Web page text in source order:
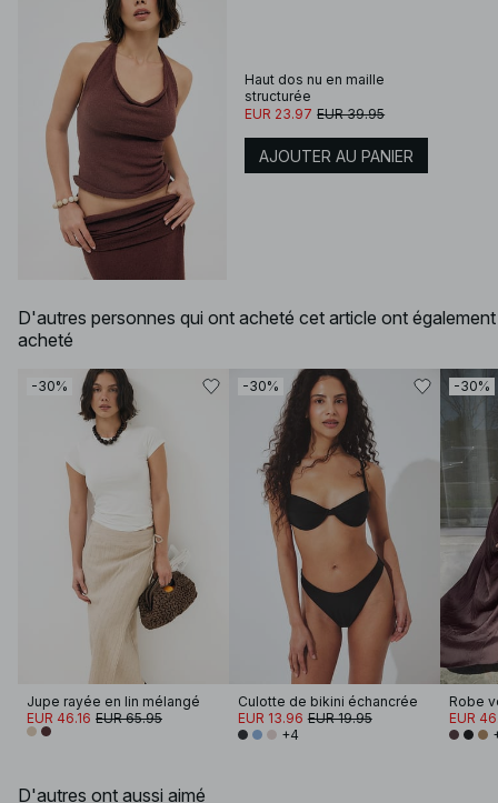
Haut dos nu en maille
structurée
EUR 23.97 EUR 39.95
AJOUTER AU PANIER
D'autres personnes qui ont acheté cet article ont également
acheté
-30%
Jupe rayée en lin mélangé
EUR 46.16 EUR 65.95
-30%
Culotte de bikini échancrée
EUR 13.96 EUR 19.95
+4
-30%
EUR
D'autres ont aussi aimé